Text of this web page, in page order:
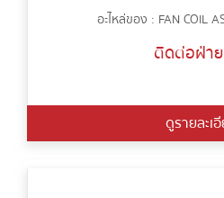
อะไหล่ของ : FAN COIL
ติดต่อฝ่า
ดูรายละเ